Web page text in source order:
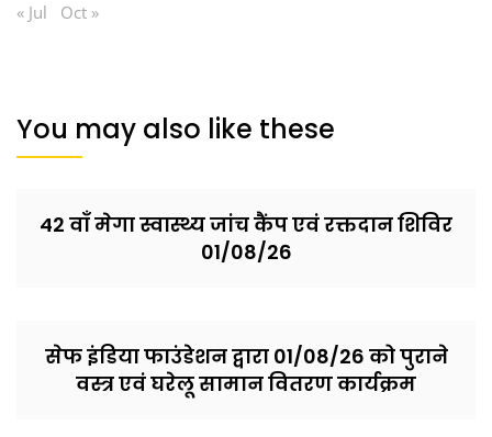
« Jul Oct »
You may also like these
42 वाँ मेगा स्वास्थ्य जांच कैंप एवं रक्तदान शिविर
01/08/26
सेफ इंडिया फाउंडेशन द्वारा 01/08/26 को पुराने
वस्त्र एवं घरेलू सामान वितरण कार्यक्रम